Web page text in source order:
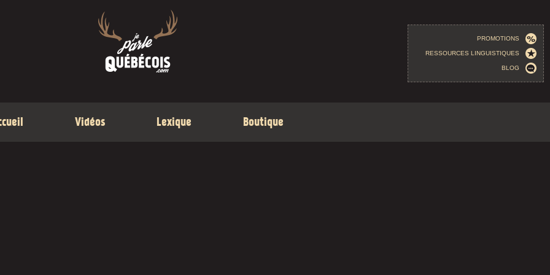
PROMOTIONS
RESSOURCES LINGUISTIQUES
BLOG
Vidéos Lexique Boutique